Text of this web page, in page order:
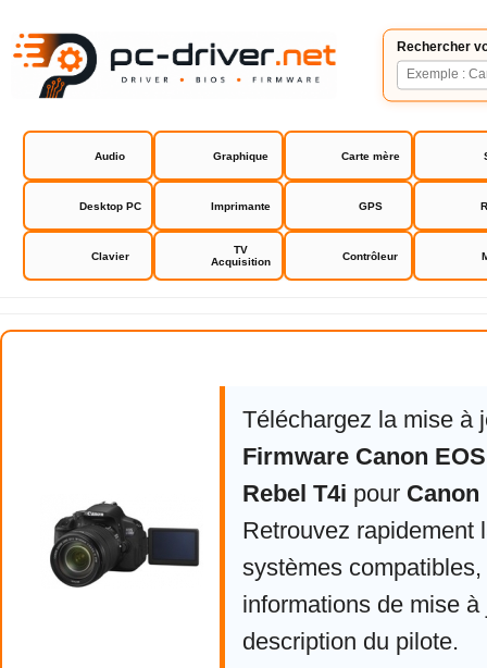
Rechercher
Audio Graphique Carte mère
Desktop PC Imprimante GPS
Clavier
TV
Acquisition
Contrôleur
Canon EOS 650D
Téléchargez la mise à
Firmware Canon
Rebel T4i pour Canon
Retrouvez rapidement
systèmes compatibles,
informations de mise à
description du pilote.